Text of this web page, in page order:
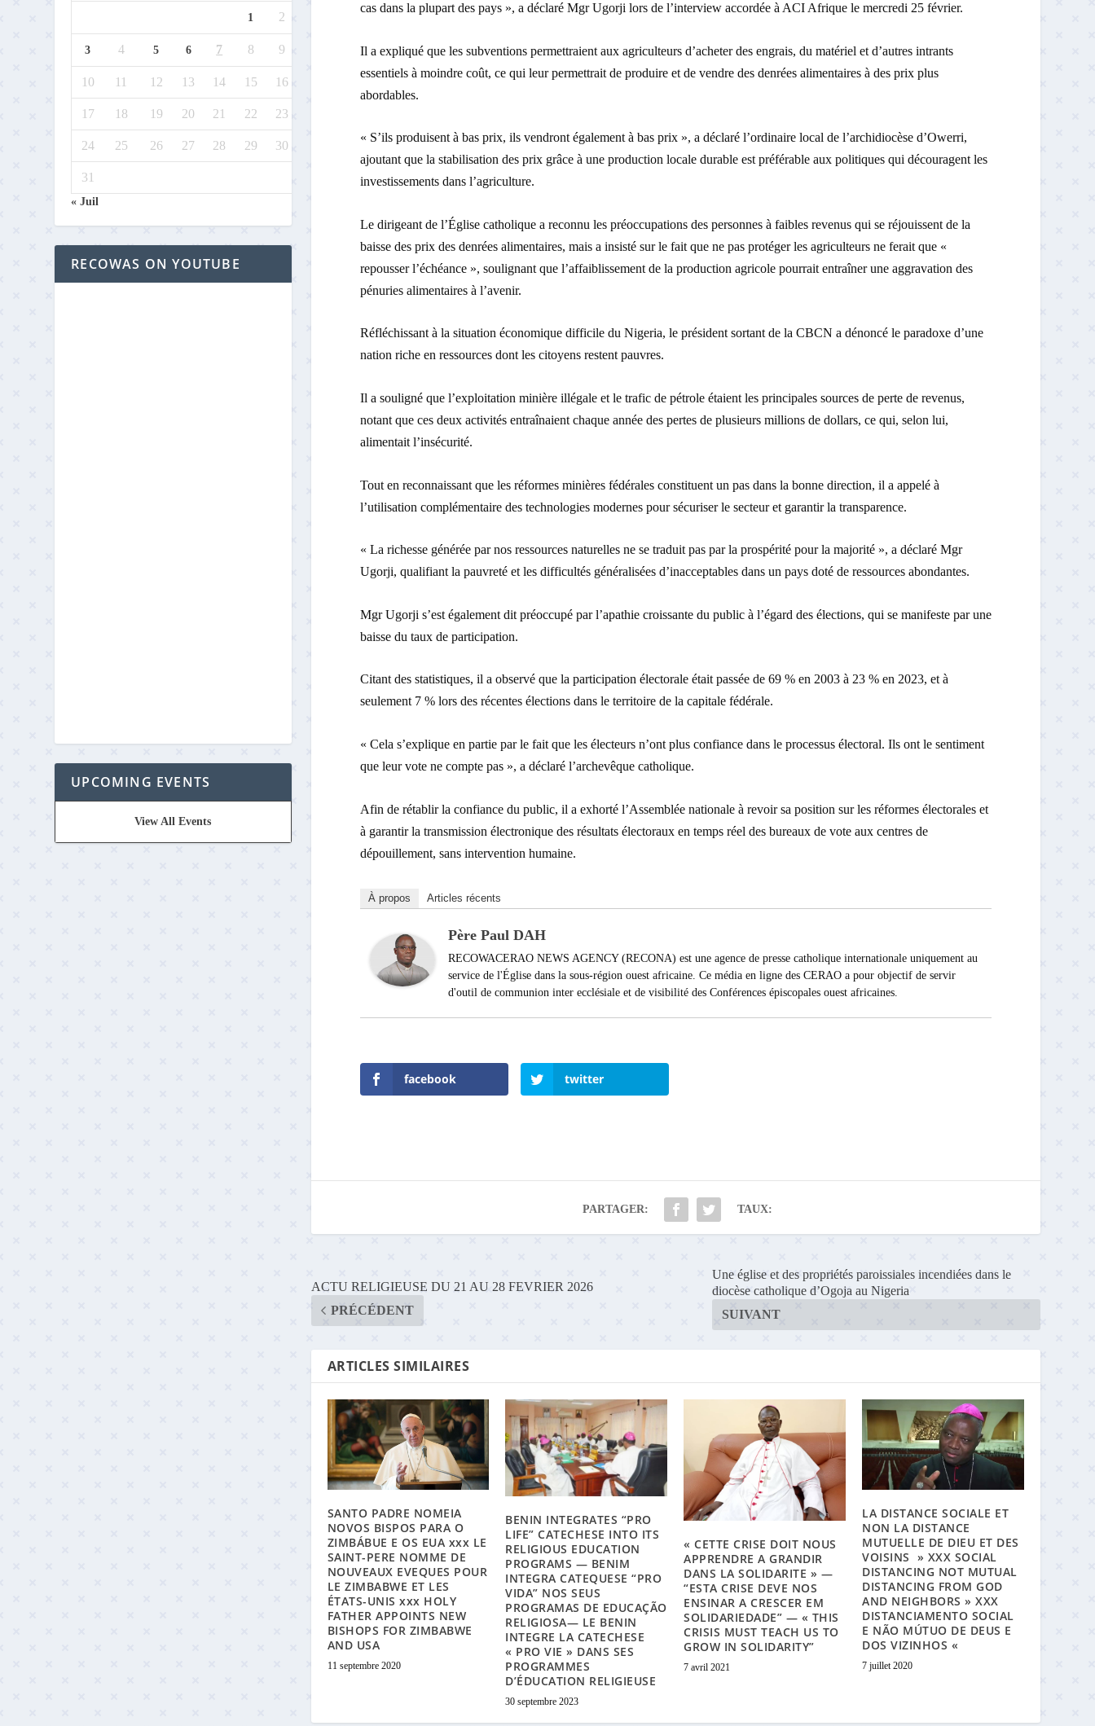
cas dans la plupart des pays », a déclaré Mgr Ugorji lors de l’interview accordée à ACI Afrique le mercredi 25 février.
Il a expliqué que les subventions permettraient aux agriculteurs d’acheter des engrais, du matériel et d’autres intrants
essentiels à moindre coût, ce qui leur permettrait de produire et de vendre des denrées alimentaires à des prix plus
abordables.
« S’ils produisent à bas prix, ils vendront également à bas prix », a déclaré l’ordinaire local de l’archidiocèse d’Owerri,
ajoutant que la stabilisation des prix grâce à une production locale durable est préférable aux politiques qui découragent les
investissements dans l’agriculture.
Le dirigeant de l’Église catholique a reconnu les préoccupations des personnes à faibles revenus qui se réjouissent de la
baisse des prix des denrées alimentaires, mais a insisté sur le fait que ne pas protéger les agriculteurs ne ferait que «
repousser l’échéance », soulignant que l’affaiblissement de la production agricole pourrait entraîner une aggravation des
pénuries alimentaires à l’avenir.
Réfléchissant à la situation économique difficile du Nigeria, le président sortant de la CBCN a dénoncé le paradoxe d’une
nation riche en ressources dont les citoyens restent pauvres.
Il a souligné que l’exploitation minière illégale et le trafic de pétrole étaient les principales sources de perte de revenus,
notant que ces deux activités entraînaient chaque année des pertes de plusieurs millions de dollars, ce qui, selon lui,
alimentait l’insécurité.
Tout en reconnaissant que les réformes minières fédérales constituent un pas dans la bonne direction, il a appelé à
l’utilisation complémentaire des technologies modernes pour sécuriser le secteur et garantir la transparence.
« La richesse générée par nos ressources naturelles ne se traduit pas par la prospérité pour la majorité », a déclaré Mgr
Ugorji, qualifiant la pauvreté et les difficultés généralisées d’inacceptables dans un pays doté de ressources abondantes.
Mgr Ugorji s’est également dit préoccupé par l’apathie croissante du public à l’égard des élections, qui se manifeste par une
baisse du taux de participation.
Citant des statistiques, il a observé que la participation électorale était passée de 69 % en 2003 à 23 % en 2023, et à
seulement 7 % lors des récentes élections dans le territoire de la capitale fédérale.
« Cela s’explique en partie par le fait que les électeurs n’ont plus confiance dans le processus électoral. Ils ont le sentiment
que leur vote ne compte pas », a déclaré l’archevêque catholique.
Afin de rétablir la confiance du public, il a exhorté l’Assemblée nationale à revoir sa position sur les réformes électorales et
à garantir la transmission électronique des résultats électoraux en temps réel des bureaux de vote aux centres de
dépouillement, sans intervention humaine.
À propos Articles récents
Père Paul DAH
RECOWACERAO NEWS AGENCY (RECONA) est une agence de presse catholique internationale uniquement au
service de l'Église dans la sous-région ouest africaine. Ce média en ligne des CERAO a pour objectif de servir
d'outil de communion inter ecclésiale et de visibilité des Conférences épiscopales ouest africaines.
facebook twitter
PARTAGER: TAUX:
ACTU RELIGIEUSE DU 21 AU 28 FEVRIER 2026
PRÉCÉDENT
Une église et des propriétés paroissiales incendiées dans le
diocèse catholique d’Ogoja au Nigeria
SUIVANT
ARTICLES SIMILAIRES
SANTO PADRE NOMEIA
NOVOS BISPOS PARA O
ZIMBÁBUE E OS EUA xxx LE
SAINT-PERE NOMME DE
NOUVEAUX EVEQUES POUR
LE ZIMBABWE ET LES
ÉTATS-UNIS xxx HOLY
FATHER APPOINTS NEW
BISHOPS FOR ZIMBABWE
AND USA
11 septembre 2020
BENIN INTEGRATES “PRO
LIFE” CATECHESE INTO ITS
RELIGIOUS EDUCATION
PROGRAMS — BENIM
INTEGRA CATEQUESE “PRO
VIDA” NOS SEUS
PROGRAMAS DE EDUCAÇÃO
RELIGIOSA— LE BENIN
INTEGRE LA CATECHESE
« PRO VIE » DANS SES
PROGRAMMES
D’ÉDUCATION RELIGIEUSE
30 septembre 2023
« CETTE CRISE DOIT NOUS
APPRENDRE A GRANDIR
DANS LA SOLIDARITE » —
“ESTA CRISE DEVE NOS
ENSINAR A CRESCER EM
SOLIDARIEDADE” — « THIS
CRISIS MUST TEACH US TO
GROW IN SOLIDARITY”
7 avril 2021
LA DISTANCE SOCIALE ET
NON LA DISTANCE
MUTUELLE DE DIEU ET DES
VOISINS » XXX SOCIAL
DISTANCING NOT MUTUAL
DISTANCING FROM GOD
AND NEIGHBORS » XXX
DISTANCIAMENTO SOCIAL
E NÃO MÚTUO DE DEUS E
DOS VIZINHOS «
7 juillet 2020
1 2
3 4 5 6 7 8 9
10 11 12 13 14 15 16
17 18 19 20 21 22 23
24 25 26 27 28 29 30
31
« Juil
RECOWAS ON YOUTUBE
UPCOMING EVENTS
View All Events